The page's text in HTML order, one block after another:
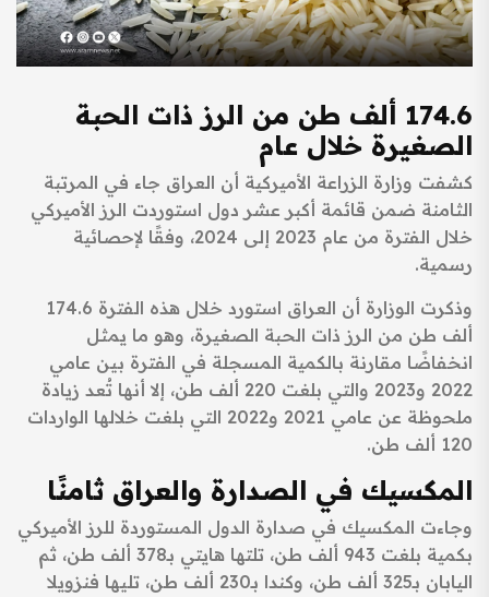
174.6 ألف طن من الرز ذات الحبة
الصغيرة خلال عام
كشفت وزارة الزراعة الأميركية أن العراق جاء في المرتبة
الثامنة ضمن قائمة أكبر عشر دول استوردت الرز الأميركي
خلال الفترة من عام 2023 إلى 2024، وفقًا لإحصائية
رسمية.
وذكرت الوزارة أن العراق استورد خلال هذه الفترة 174.6
ألف طن من الرز ذات الحبة الصغيرة، وهو ما يمثل
انخفاضًا مقارنة بالكمية المسجلة في الفترة بين عامي
2022 و2023 والتي بلغت 220 ألف طن، إلا أنها تُعد زيادة
ملحوظة عن عامي 2021 و2022 التي بلغت خلالها الواردات
120 ألف طن.
المكسيك في الصدارة والعراق ثامنًا
وجاءت المكسيك في صدارة الدول المستوردة للرز الأميركي
بكمية بلغت 943 ألف طن، تلتها هايتي بـ378 ألف طن، ثم
اليابان بـ325 ألف طن، وكندا بـ230 ألف طن، تليها فنزويلا